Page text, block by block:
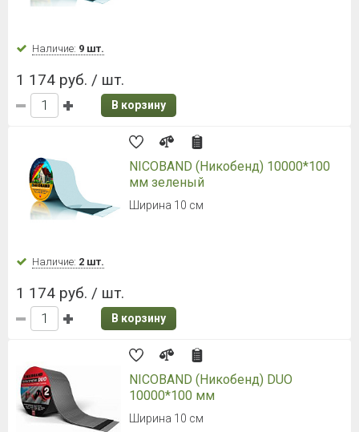
Наличие: 9 шт.
1 174 руб. / шт.
В корзину
NICOBAND (Никобенд) 10000*100
мм зеленый
Ширина 10 см
Наличие: 2 шт.
1 174 руб. / шт.
В корзину
NICOBAND (Никобенд) DUO
10000*100 мм
Ширина 10 см